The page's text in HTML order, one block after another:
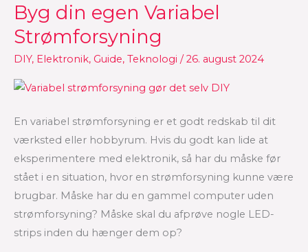
Byg din egen Variabel
Strømforsyning
DIY, Elektronik, Guide, Teknologi /26. august 2024
En variabel strømforsyning er et godt redskab til dit
værksted eller hobbyrum. Hvis du godt kan lide at
eksperimentere med elektronik, så har du måske før
stået i en situation, hvor en strømforsyning kunne være
brugbar. Måske har du en gammel computer uden
strømforsyning? Måske skal du afprøve nogle LED-
strips inden du hænger dem op?
Byg
din
egen
Variabel
Strømforsyning